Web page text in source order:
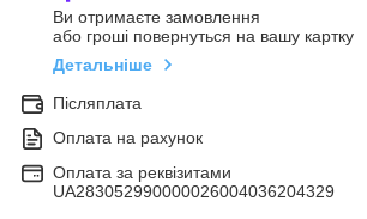
Ви отримаєте замовлення
або гроші повернуться на вашу картку
Детальніше
Післяплата
Оплата на рахунок
Оплата за реквізитами
UA283052990000026004036204329